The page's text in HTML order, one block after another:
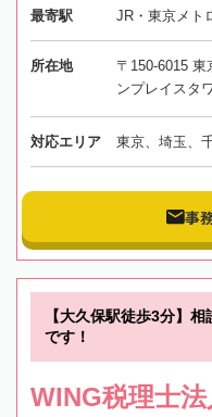
最寄駅 JR・東京メト
所在地
〒150-6015 東
ンプレイスタ
対応エリア 東京、埼玉、
事
【大久保駅徒歩3分】
です！
WING税理士法